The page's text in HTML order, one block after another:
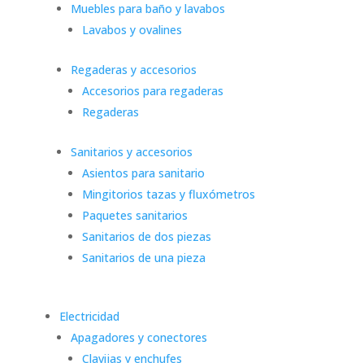
Muebles para baño y lavabos
Lavabos y ovalines
Regaderas y accesorios
Accesorios para regaderas
Regaderas
Sanitarios y accesorios
Asientos para sanitario
Mingitorios tazas y fluxómetros
Paquetes sanitarios
Sanitarios de dos piezas
Sanitarios de una pieza
Electricidad
Apagadores y conectores
Clavijas y enchufes